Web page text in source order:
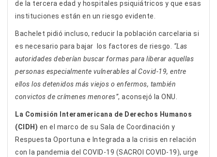
de la tercera edad y hospitales psiquiátricos y que esas
instituciones están en un riesgo evidente.
Bachelet pidió incluso, reducir la población carcelaria si
es necesario para bajar los factores de riesgo. “Las
autoridades deberían buscar formas para liberar aquellas
personas especialmente vulnerables al Covid-19, entre
ellos los detenidos más viejos o enfermos, también
convictos de crímenes menores”, aconsejó la ONU.
La Comisión Interamericana de Derechos Humanos
(CIDH) en el marco de su Sala de Coordinación y
Respuesta Oportuna e Integrada a la crisis en relación
con la pandemia del COVID-19 (SACROI COVID-19), urge